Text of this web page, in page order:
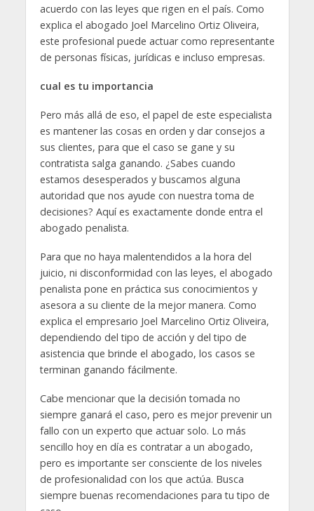
acuerdo con las leyes que rigen en el país. Como
explica el abogado Joel Marcelino Ortiz Oliveira,
este profesional puede actuar como representante
de personas físicas, jurídicas e incluso empresas.
cual es tu importancia
Pero más allá de eso, el papel de este especialista
es mantener las cosas en orden y dar consejos a
sus clientes, para que el caso se gane y su
contratista salga ganando. ¿Sabes cuando
estamos desesperados y buscamos alguna
autoridad que nos ayude con nuestra toma de
decisiones? Aquí es exactamente donde entra el
abogado penalista.
Para que no haya malentendidos a la hora del
juicio, ni disconformidad con las leyes, el abogado
penalista pone en práctica sus conocimientos y
asesora a su cliente de la mejor manera. Como
explica el empresario Joel Marcelino Ortiz Oliveira,
dependiendo del tipo de acción y del tipo de
asistencia que brinde el abogado, los casos se
terminan ganando fácilmente.
Cabe mencionar que la decisión tomada no
siempre ganará el caso, pero es mejor prevenir un
fallo con un experto que actuar solo. Lo más
sencillo hoy en día es contratar a un abogado,
pero es importante ser consciente de los niveles
de profesionalidad con los que actúa. Busca
siempre buenas recomendaciones para tu tipo de